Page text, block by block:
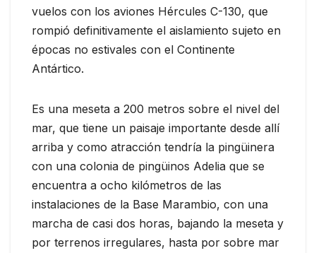
vuelos con los aviones Hércules C-130, que
rompió definitivamente el aislamiento sujeto en
épocas no estivales con el Continente
Antártico.
Es una meseta a 200 metros sobre el nivel del
mar, que tiene un paisaje importante desde allí
arriba y como atracción tendría la pingüinera
con una colonia de pingüinos Adelia que se
encuentra a ocho kilómetros de las
instalaciones de la Base Marambio, con una
marcha de casi dos horas, bajando la meseta y
por terrenos irregulares, hasta por sobre mar